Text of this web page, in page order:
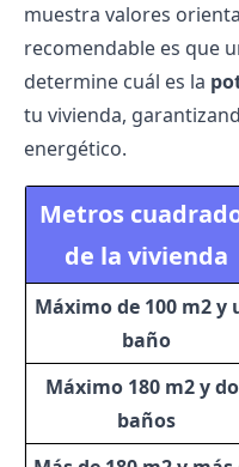
muestra valores
recomendable es que
determine cuál es la
tu vivienda,
energético.
Metros
de la vivienda
Máximo de 100 m2 y
baño
Máximo 180 m2 y
baños